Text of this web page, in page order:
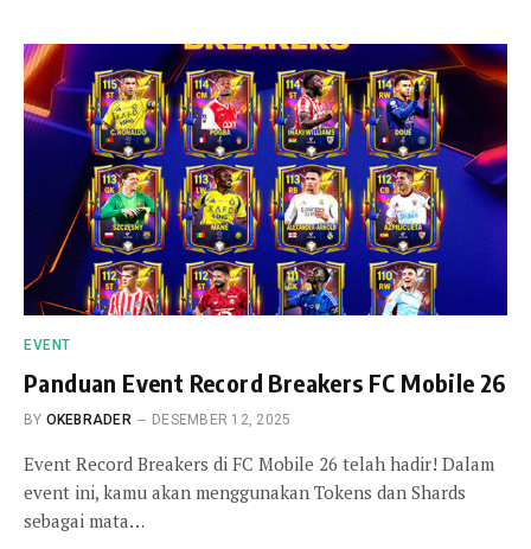
EVENT
Panduan Event Record Breakers FC Mobile 26
BY OKEBRADER DESEMBER 12, 2025
Event Record Breakers di FC Mobile 26 telah hadir! Dalam
event ini, kamu akan menggunakan Tokens dan Shards
sebagai mata…